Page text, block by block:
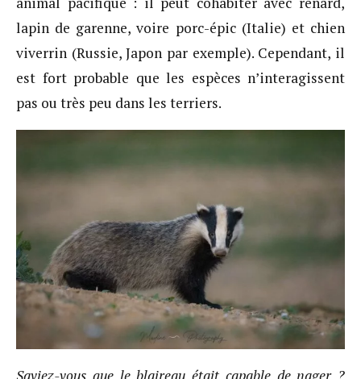
lapin de garenne, voire porc-épic (Italie) et chien
viverrin (Russie, Japon par exemple). Cependant, il
est fort probable que les espèces n’interagissent
pas ou très peu dans les terriers.